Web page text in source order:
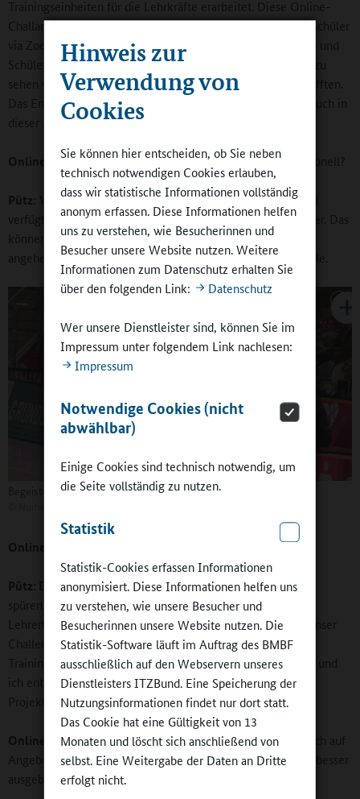
Hinweis zur
Verwendung von
Cookies
Sie können hier entscheiden, ob Sie neben
technisch notwendigen Cookies erlauben,
dass wir statistische Informationen vollständig
anonym erfassen. Diese Informationen helfen
uns zu verstehen, wie Besucherinnen und
Besucher unsere Website nutzen. Weitere
Informationen zum Datenschutz erhalten Sie
über den folgenden Link:
Datenschutz
Wer unsere Dienstleister sind, können Sie im
Impressum unter folgendem Link nachlesen:
Impressum
Notwendige Cookies (nicht
abwählbar)
Einige Cookies sind technisch notwendig, um
die Seite vollständig zu nutzen.
Statistik
Statistik-Cookies erfassen Informationen
anonymisiert. Diese Informationen helfen uns
zu verstehen, wie unsere Besucher und
Besucherinnen unsere Website nutzen. Die
Statistik-Software läuft im Auftrag des BMBF
ausschließlich auf den Webservern unseres
Dienstleisters ITZBund. Eine Speicherung der
Nutzungsinformationen findet nur dort statt.
Das Cookie hat eine Gültigkeit von 13
Monaten und löscht sich anschließend von
selbst. Eine Weitergabe der Daten an Dritte
erfolgt nicht.
Trainingseinheiten für die Lehrkräfte erarbeitet. Diese Online-
Challange 4.0 erreichte insgesamt 1.000 Schülerinnen und Schüler
via Zoom und hatte den Charme, dass sich die Schülerinnen und
Schüler mit unseren Profis messen konnten, wenn im Film zu
sehen war, wie viele Seilsprünge diese in 30 Sekunden schafften.
Das Engagement der Lehrkräfte insgesamt und besonders auch in
dieser Zeit war bemerkenswert.
Online-Redaktion:Unterstützen Sie die Schulen auch personell?
Pütz:
Wenn eine Schule über kein entsprechendes Personal
verfügt wird, suchen wir für sie Übungsleiterinnen und -leiter. Das
können dann Mitarbeitende der Baskets sein, aber auch
angehende Trainerinnen und Trainer von der Sporthochschule.
Begeisterung beim Bundesligisten auf dem "Heartberg"
Online-Redaktion:
Pütz:
Die Resonanz spricht ja schon alleine Bände. Aber wir
spüren die Zustimmung auch bei der halbtägigen
Lehrerfortbildung und der jährlichen Feedbackrunde nach unser
Challenge und Liga. Der große Katalog an Hilfsmitteln wie
Trainingsplänen und Materialien, die Olaf Stolz, Onur Cetin und
ich entwickelt haben, macht es den Lehrkräften leicht, die
Projekte umzusetzen.
Online-Redaktion:Manchmal reagieren Lehrkräfte skeptisch auf
Angebote von außen, weil sie meinen, dass sie selbst dafür besser
ausgebildet sind.